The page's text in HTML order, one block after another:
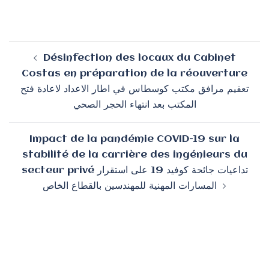
d’articleDésinfection des locaux du Cabinet
Costas en préparation de la réouverture
تعقيم مرافق مكتب كوسطاس في اطار الاعداد لاعادة فتح
المكتب بعد انتهاء الحجر الصحي
Impact de la pandémie COVID-19 sur la
stabilité de la carrière des ingénieurs du
secteur privé تداعيات جائحة كوفيد 19 على استقرار
المسارات المهنية للمهندسين بالقطاع الخاص